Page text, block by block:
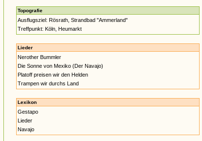
Topografie
Ausflugsziel: Rösrath, Strandbad "Ammerland"
Treffpunkt: Köln, Heumarkt
Lieder
Nerother Bummler
Die Sonne von Mexiko (Der Navajo)
Platoff preisen wir den Helden
Trampen wir durchs Land
Lexikon
Gestapo
Lieder
Navajo